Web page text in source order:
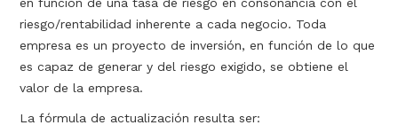
riesgo/rentabilidad inherente a cada negocio. Toda
empresa es un proyecto de inversión, en función de lo que
es capaz de generar y del riesgo exigido, se obtiene el
valor de la empresa.
La fórmula de actualización resulta ser: